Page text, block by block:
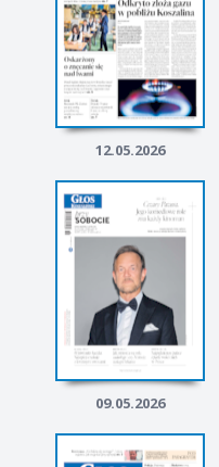
12.05.2026
09.05.2026